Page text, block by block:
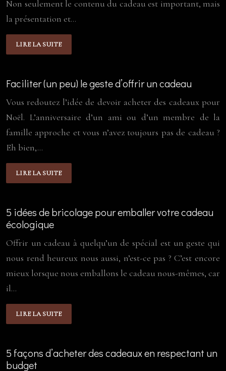
Non seulement le contenu du cadeau est important, mais
la présentation et…
LIRE LA SUITE
Faciliter (un peu) le geste d’offrir un cadeau
Vous redoutez l’idée de devoir acheter des cadeaux pour
Noël. L’anniversaire d’un ami ou d’un membre de la
famille approche et vous n’avez toujours pas de cadeau ?
Eh bien,…
LIRE LA SUITE
5 idées de bricolage pour emballer votre cadeau
écologique
Offrir un cadeau à quelqu’un de spécial est un geste qui
nous rend heureux nous aussi, n’est-ce pas ? C’est encore
mieux lorsque nous emballons le cadeau nous-mêmes, car
il…
LIRE LA SUITE
5 façons d’acheter des cadeaux en respectant un
budget